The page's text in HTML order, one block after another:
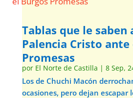
Tablas que le saben
Palencia Cristo ante
Promesas
por El Norte de Castilla | 8 Sep,
Los de Chuchi Macón
ocasiones, pero dejan escapar